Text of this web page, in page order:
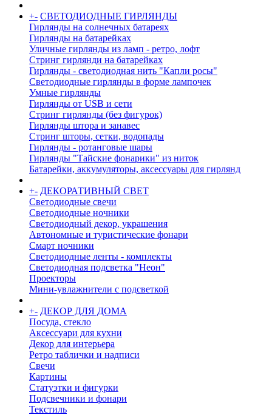
+- СВЕТОДИОДНЫЕ ГИРЛЯНДЫ
Гирлянды на солнечных батареях
Гирлянды на батарейках
Уличные гирлянды из ламп - ретро, лофт
Стринг гирлянди на батарейках
Гирлянды - светодиодная нить "Капли росы"
Светодиодные гирлянды в форме лампочек
Умные гирлянды
Гирлянды от USB и сети
Стринг гирлянды (без фигурок)
Гирлянды штора и занавес
Стринг шторы, сетки, водопады
Гирлянды - ротанговые шары
Гирлянды "Тайские фонарики" из ниток
Батарейки, аккумуляторы, аксессуары для гирлянд
+- ДЕКОРАТИВНЫЙ СВЕТ
Светодиодные свечи
Светодиодные ночники
Светодиодный декор, украшения
Автономные и туристические фонари
Смарт ночники
Светодиодные ленты - комплекты
Светодиодная подсветка "Неон"
Проекторы
Мини-увлажнители с подсветкой
+- ДЕКОР ДЛЯ ДОМА
Посуда, стекло
Аксессуари для кухни
Декор для интерьера
Ретро таблички и надписи
Свечи
Картины
Статуэтки и фигурки
Подсвечники и фонари
Текстиль